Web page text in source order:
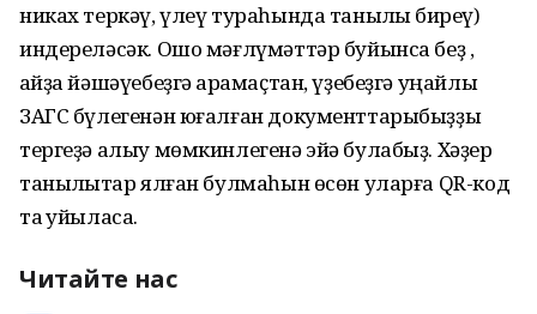
никах теркәү, үлеү тураһында таныҡлыҡ биреү)
индереләсәк. Ошо мәғлүмәттәр буйынса беҙ ,
ҡайҙа йәшәүебеҙгә ҡарамаҫтан, үҙебеҙгә уңайлы
ЗАГС бүлегенән юғалған документтарыбыҙҙы
тергеҙә алыу мөмкинлегенә эйә булабыҙ. Хәҙер
таныҡлыҡтар ялған булмаһын өсөн уларға QR-код
та ҡуйыласаҡ.
Читайте нас